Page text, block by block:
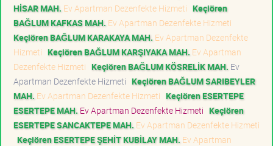
HİSAR MAH. Ev Apartman Dezenfekte Hizmeti Keçiören
BAĞLUM KAFKAS MAH. Ev Apartman Dezenfekte Hizmeti
Keçiören BAĞLUM KARAKAYA MAH. Ev Apartman Dezenfekte
Hizmeti Keçiören BAĞLUM KARŞIYAKA MAH. Ev Apartman
Dezenfekte Hizmeti Keçiören BAĞLUM KÖSRELİK MAH. Ev
Apartman Dezenfekte Hizmeti Keçiören BAĞLUM SARIBEYLER
MAH. Ev Apartman Dezenfekte Hizmeti Keçiören ESERTEPE
ESERTEPE MAH. Ev Apartman Dezenfekte Hizmeti Keçiören
ESERTEPE SANCAKTEPE MAH. Ev Apartman Dezenfekte Hizmeti
Keçiören ESERTEPE ŞEHİT KUBİLAY MAH. Ev Apartman